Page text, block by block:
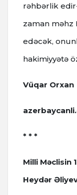
rəhbərlik
zaman məhz
edəcək,
hakimiyyətə
Vüqar Orxan
* * *
Milli Məclisin
Heydər